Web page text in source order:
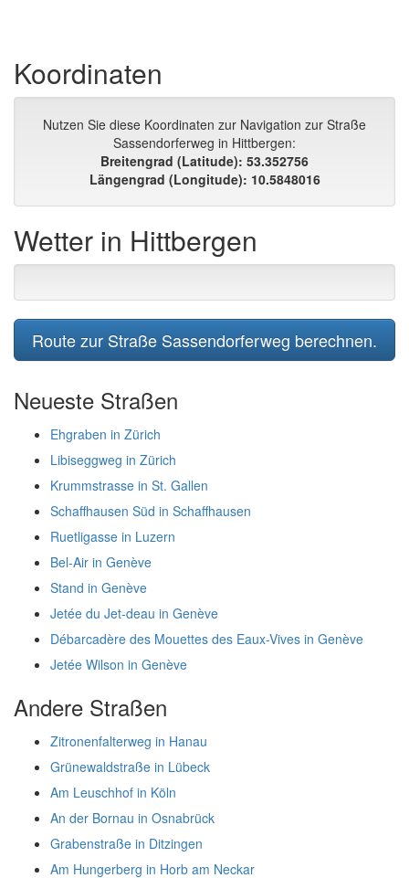
Koordinaten
Nutzen Sie diese Koordinaten zur Navigation zur Straße
Sassendorferweg in Hittbergen:
Breitengrad (Latitude): 53.352756
Längengrad (Longitude): 10.5848016
Wetter in Hittbergen
Route zur Straße Sassendorferweg berechnen.
Neueste Straßen
Ehgraben in Zürich
Libiseggweg in Zürich
Krummstrasse in St. Gallen
Schaffhausen Süd in Schaffhausen
Ruetligasse in Luzern
Bel-Air in Genève
Stand in Genève
Jetée du Jet-deau in Genève
Débarcadère des Mouettes des Eaux-Vives in Genève
Jetée Wilson in Genève
Andere Straßen
Zitronenfalterweg in Hanau
Grünewaldstraße in Lübeck
Am Leuschhof in Köln
An der Bornau in Osnabrück
Grabenstraße in Ditzingen
Am Hungerberg in Horb am Neckar